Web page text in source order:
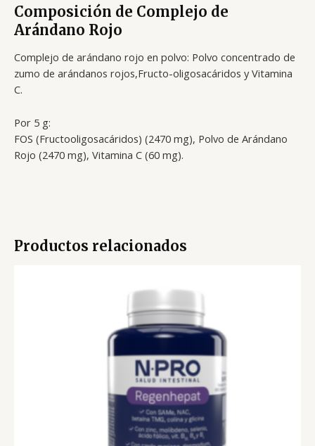
Composición de Complejo de
Arándano Rojo
Complejo de arándano rojo en polvo: Polvo concentrado de
zumo de arándanos rojos,Fructo-oligosacáridos y Vitamina
C.
Por 5 g:
FOS (Fructooligosacáridos) (2470 mg), Polvo de Arándano
Rojo (2470 mg), Vitamina C (60 mg).
Productos relacionados